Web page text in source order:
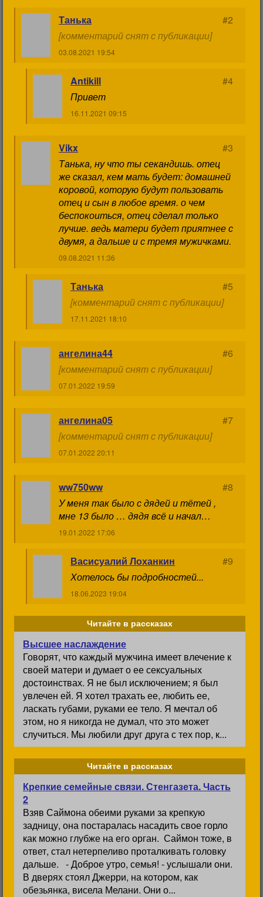
Танька
#2
[комментарий снят с публикации]
03.08.2021 19:54
Antikill
#4
Привет
16.11.2021 09:15
Vikx
#3
Танька, ну что ты секандишь. отец
же сказал, кем мать будет: домашней
коровой, которую будут пользовать
отец и сын в любое время. о чем
беспокоиться, отец сделал только
лучше. ведь матери будет приятнее с
двумя, а дальше и с тремя мужичками.
09.08.2021 11:36
Танька
#5
[комментарий снят с публикации]
17.11.2021 18:10
ангелина44
#6
[комментарий снят с публикации]
07.01.2022 19:59
ангелина05
#7
[комментарий снят с публикации]
07.01.2022 20:11
ww750ww
#8
У меня так было с дядей и тётей ,
мне 13 было … дядя всё и начал…
19.01.2022 17:06
Васисуалий Лоханкин
#9
Хотелось бы подробностей...
18.06.2023 19:04
Читайте в рассказах
Высшее наслаждение
Говорят, что каждый мужчина имеет влечение к
своей матери и думает о ее сексуальных
достоинствах. Я не был исключением; я был
увлечен ей. Я хотел трахать ее, любить ее,
ласкать губами, руками ее тело. Я мечтал об
этом, но я никогда не думал, что это может
случиться. Мы любили друг друга с тех пор, к...
Читайте в рассказах
Крепкие семейные связи. Стенгазета. Часть
2
Взяв Саймона обеими руками за крепкую
задницу, она постаралась насадить свое горло
как можно глубже на его орган. Саймон тоже, в
ответ, стал нетерпеливо проталкивать головку
дальше. - Доброе утро, семья! - услышали они.
В дверях стоял Джерри, на котором, как
обезьянка, висела Мелани. Они о...